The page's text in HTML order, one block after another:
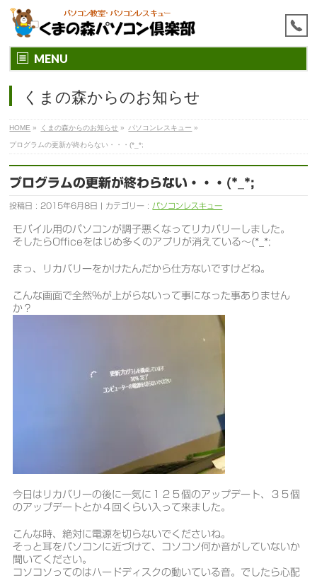
MENU
くまの森からのお知らせ
HOME » くまの森からのお知らせ » パソコンレスキュー »
プログラムの更新が終わらない・・・(*_*;
プログラムの更新が終わらない・・・(*_*;
投稿日 : 2015年6月8日 | カテゴリー : パソコンレスキュー
モバイル用のパソコンが調子悪くなってリカバリーしました。
そしたらOfficeをはじめ多くのアプリが消えている～(*_*;
まっ、リカバリーをかけたんだから仕方ないですけどね。
こんな画面で全然％が上がらないって事になった事ありません
か？
今日はリカバリーの後に一気に１２５個のアップデート、３５個
のアップデートとか４回くらい入って来ました。
こんな時、絶対に電源を切らないでくださいね。
そっと耳をパソコンに近づけて、コソコソ何か音がしていないか
聞いてください。
コソコソってのはハードディスクの動いている音。でしたら心配